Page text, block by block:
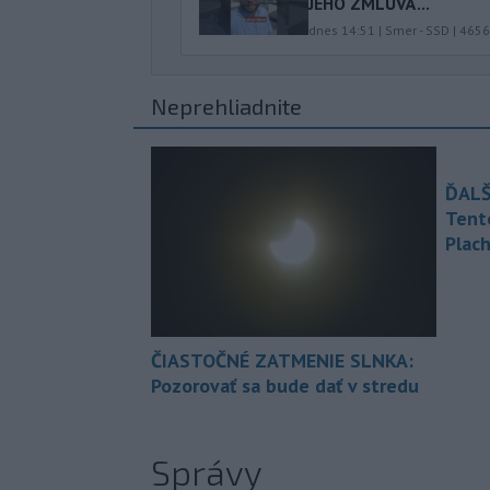
dnes 14:51 | Smer - SSD | 4656
Neprehliadnite
ČIASTOČNÉ ZATMENIE SLNKA:
Pozorovať sa bude dať v stredu
Správy